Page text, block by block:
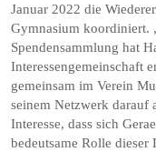
Januar 2022 die
Gymnasium koordiniert.
Spendensammlung hat
Interessengemeinschaft
gemeinsam im Verein
seinem Netzwerk darauf
Interesse, dass sich
bedeutsame Rolle dieser